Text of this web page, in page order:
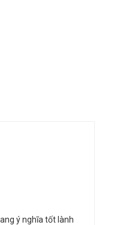
ý nghĩa tốt lành